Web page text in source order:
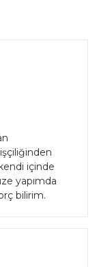
içinde
yapımda
bilirim.